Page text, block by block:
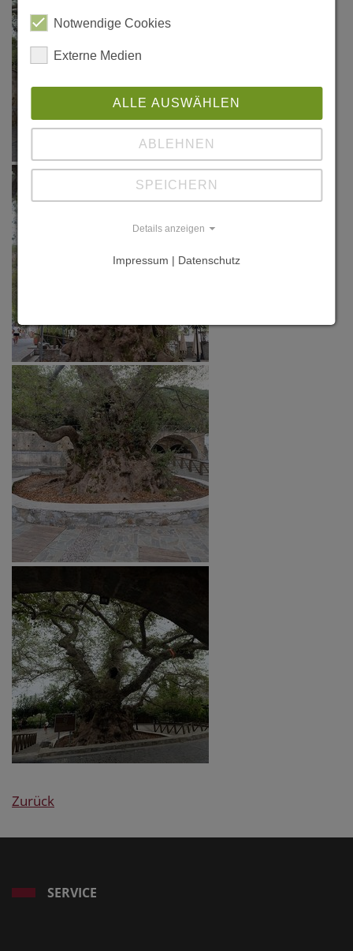
Zurück
SERVICE
Notwendige Cookies
Externe Medien
ALLE AUSWÄHLEN
ABLEHNEN
SPEICHERN
Details anzeigen
Impressum | Datenschutz